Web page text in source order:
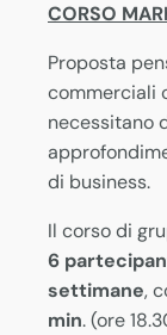
CORSO
Proposta
commerciali
necessitano
di business.
Il corso di
6
settimane,
min. (ore